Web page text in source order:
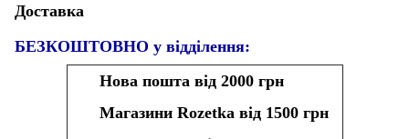
Доставка
БЕЗКОШТОВНО у відділення:
Нова пошта від 2000 грн
Магазини Rozetka від 1500 грн